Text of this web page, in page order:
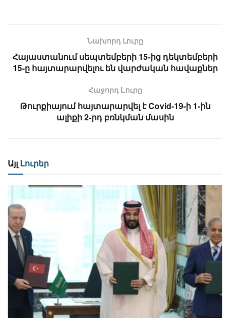
Նախորդ Լուրը
Հայաստանում սեպտեմբերի 15-ից դեկտեմբերի
15-ը հայտարարվելու են վարժական հավաքներ
Հաջորդ Lուրը
Թուրքիայում հայտարարվել է Covid-19-ի 1-ին
ալիքի 2-րդ բռնկման մասին
Այլ Լուրեր